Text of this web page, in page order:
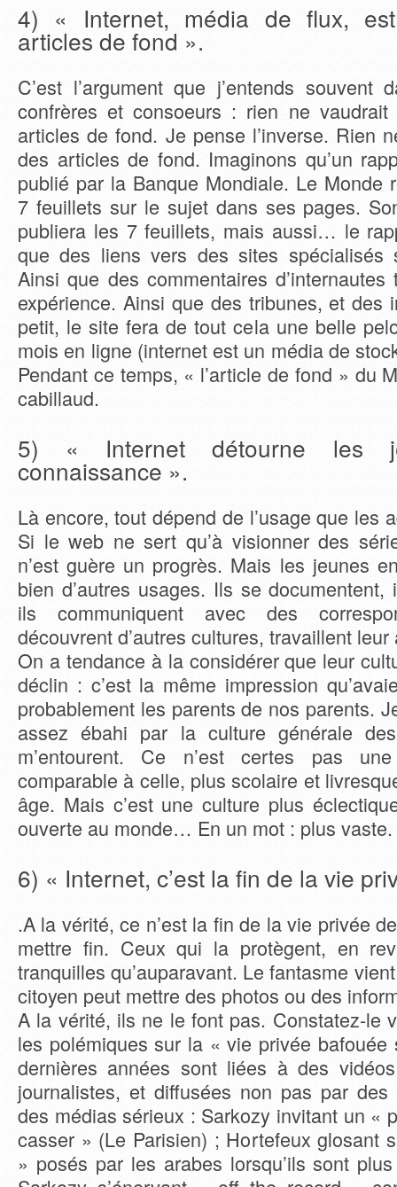
4) « Internet, média de flux,
articles de fond ».
C’est l’argument que j’entends souvent
confrères et consoeurs : rien ne
articles de fond. Je pense l’inverse. Rien
des articles de fond. Imaginons qu’un
publié par la Banque Mondiale. Le Monde
7 feuillets sur le sujet dans ses pages.
publiera les 7 feuillets, mais aussi… le
que des liens vers des sites spécialisés
Ainsi que des commentaires
expérience. Ainsi que des tribunes, et
petit, le site fera de tout cela une belle
mois en ligne (internet est un média de
Pendant ce temps, « l’article de fond » du
cabillaud.
5) « Internet détourne les
connaissance ».
Là encore, tout dépend de l’usage que les
Si le web ne sert qu’à visionner des
n’est guère un progrès. Mais les jeunes
bien d’autres usages. Ils se
ils communiquent avec des
découvrent d’autres cultures, travaillent leur
On a tendance à la considérer que leur
déclin : c’est la même impression
probablement les parents de nos parents.
assez ébahi par la culture générale
m’entourent. Ce n’est certes pas
comparable à celle, plus scolaire et
âge. Mais c’est une culture plus
ouverte au monde… En un mot : plus vaste.
6) « Internet, c’est la fin de la vie
.A la vérité, ce n’est la fin de la vie privée
mettre fin. Ceux qui la protègent, en
tranquilles qu’auparavant. Le fantasme
citoyen peut mettre des photos ou des
A la vérité, ils ne le font pas. Constatez-le
les polémiques sur la « vie privée
dernières années sont liées à des
journalistes, et diffusées non pas par
des médias sérieux : Sarkozy invitant un «
casser » (Le Parisien) ; Hortefeux glosant
» posés par les arabes lorsqu’ils sont